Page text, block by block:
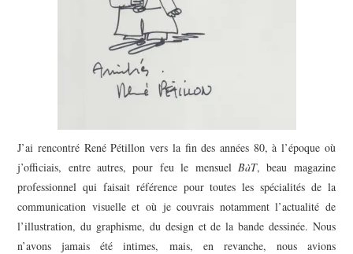
J’ai rencontré René Pétillon vers la fin des années 80, à l’époque où
j’officiais, entre autres, pour feu le mensuel BàT, beau magazine
professionnel qui faisait référence pour toutes les spécialités de la
communication visuelle et où je couvrais notamment l’actualité de
l’illustration, du graphisme, du design et de la bande dessinée. Nous
n’avons jamais été intimes, mais, en revanche, nous avions